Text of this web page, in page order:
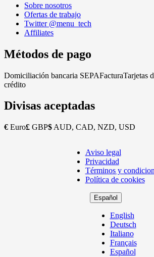
Sobre nosotros
Ofertas de trabajo
Twitter @menu_tech
Affiliates
Métodos de pago
Domiciliación bancaria SEPAFacturaTarjetas
crédito
Divisas aceptadas
€ Euro£ GBP$ AUD, CAD, NZD, USD
Copyright
Footer
Aviso legal
Privacidad
Términos y
Política de cookies
Español
English
Deutsch
Italiano
Français
Español